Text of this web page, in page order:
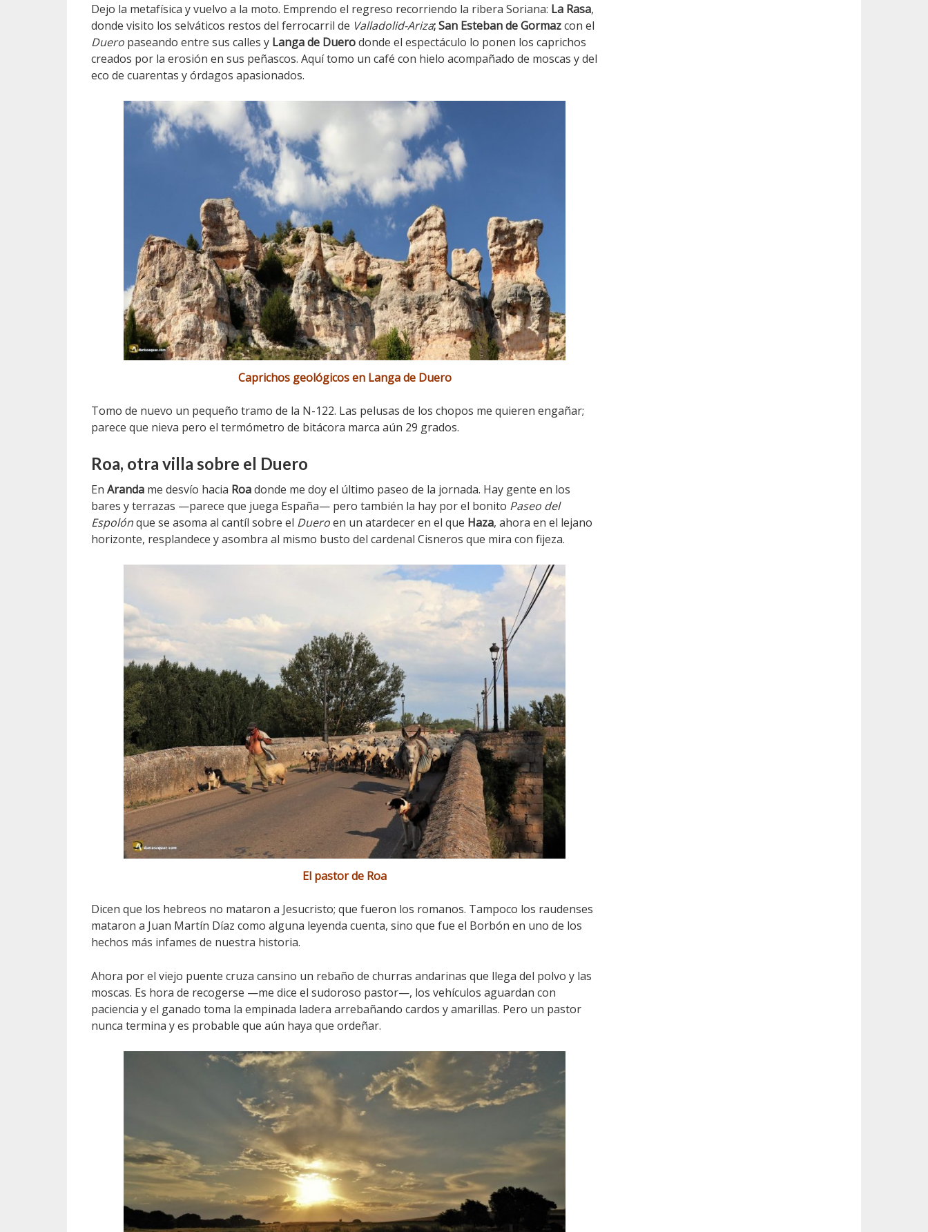
Dejo la metafísica y vuelvo a la moto. Emprendo el regreso recorriendo la ribera Soriana: La Rasa,
donde visito los selváticos restos del ferrocarril de Valladolid-Ariza;San Esteban deGormazcon el
Duero paseando entre sus calles y Langa de Duerodonde el espectáculo lo ponen los caprichos
creados por la erosión en sus peñascos. Aquí tomo un café con hielo acompañado de moscas y del
eco de cuarentas y órdagos apasionados.
Caprichos geológicos en Langa de Duero
Tomo de nuevo un pequeño tramo de la N-122. Las pelusas de los chopos me quieren engañar;
parece que nieva pero el termómetro de bitácora marca aún 29 grados.
Roa, otra villa sobre el Duero
En Aranda me desvío hacia Roadonde me doy el último paseo de la jornada. Hay gente en los
bares y terrazas —parece que juega España— pero también la hay por el bonito Paseo del
Espolónque se asoma al cantíl sobre el Dueroen un atardecer en el que Haza, ahora en el lejano
horizonte, resplandece y asombra al mismo busto del cardenal Cisneros que mira con fijeza.
El pastor de Roa
Dicen que los hebreos no mataron a Jesucristo; que fueron los romanos. Tampoco los raudenses
mataron a Juan Martín Díaz como alguna leyenda cuenta, sino que fue el Borbón en uno de los
hechos más infames de nuestra historia.
Ahora por el viejo puente cruza cansino un rebaño de churras andarinas que llega del polvo y las
moscas. Es hora de recogerse —me dice el sudoroso pastor—, los vehículos aguardan con
paciencia y el ganado toma la empinada ladera arrebañando cardos y amarillas. Pero un pastor
nunca termina y es probable que aún haya que ordeñar.